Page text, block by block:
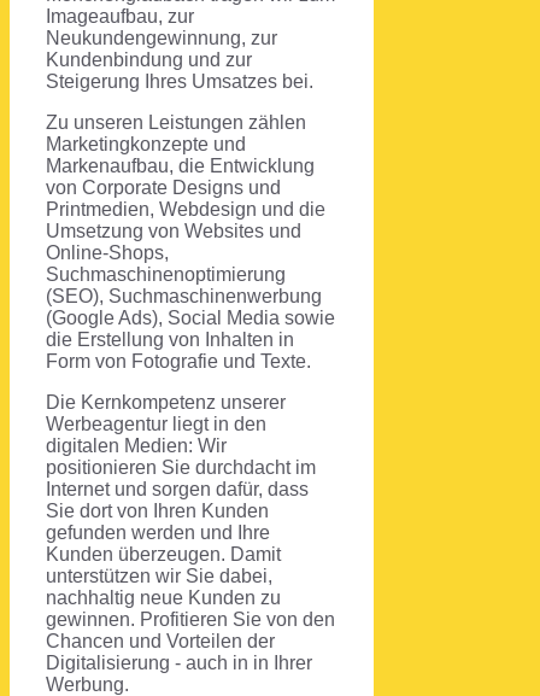
Imageaufbau, zur
Neukundengewinnung, zur
Kundenbindung und zur
Steigerung Ihres Umsatzes bei.
Zu unseren Leistungen zählen
Marketingkonzepte und
Markenaufbau, die Entwicklung
von Corporate Designs und
Printmedien, Webdesign und die
Umsetzung von Websites und
Online-Shops,
Suchmaschinenoptimierung
(SEO), Suchmaschinenwerbung
(Google Ads), Social Media sowie
die Erstellung von Inhalten in
Form von Fotografie und Texte.
Die Kernkompetenz unserer
Werbeagentur liegt in den
digitalen Medien: Wir
positionieren Sie durchdacht im
Internet und sorgen dafür, dass
Sie dort von Ihren Kunden
gefunden werden und Ihre
Kunden überzeugen. Damit
unterstützen wir Sie dabei,
nachhaltig neue Kunden zu
gewinnen. Profitieren Sie von den
Chancen und Vorteilen der
Digitalisierung - auch in in Ihrer
Werbung.